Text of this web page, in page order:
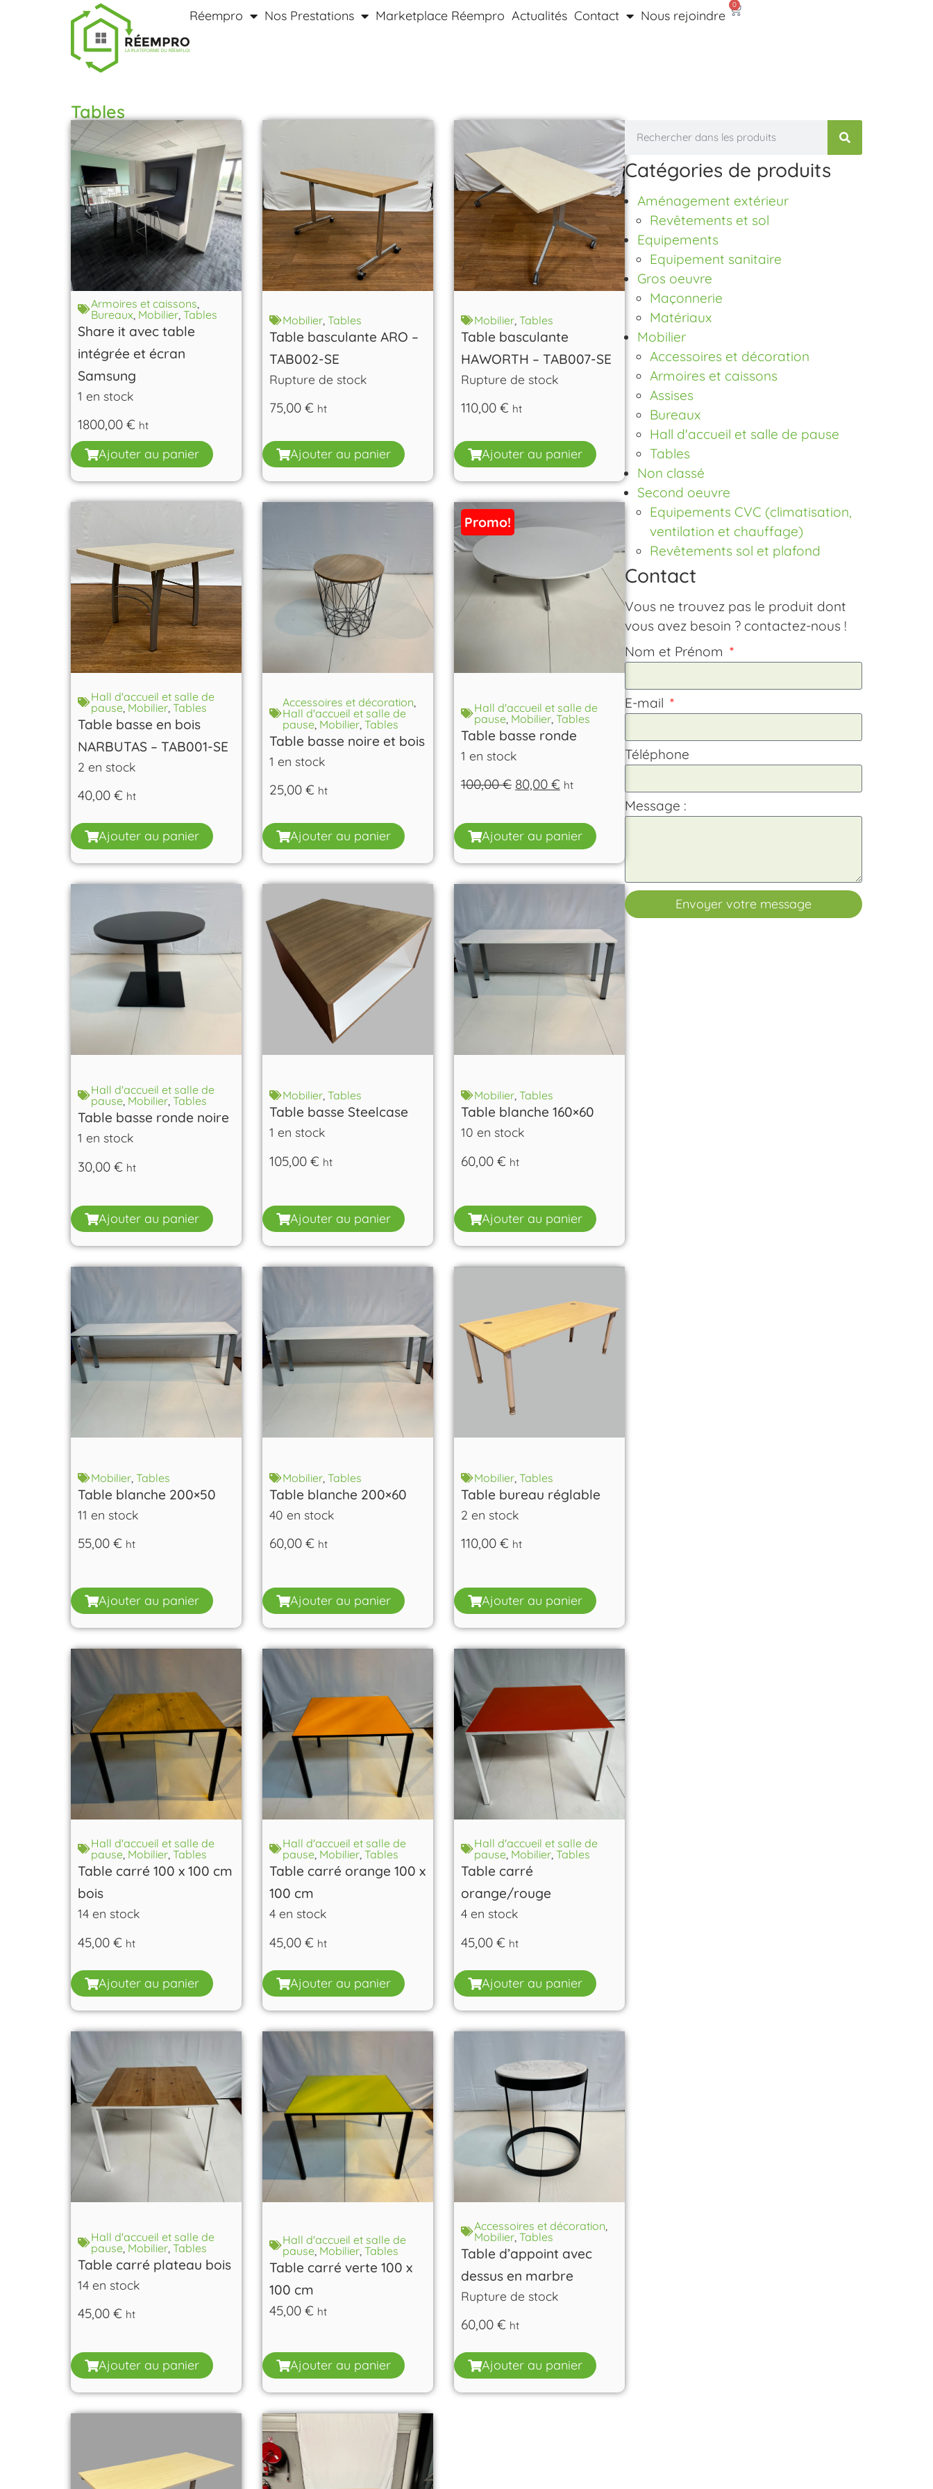
Réempro Nos Prestations Marketplace Réempro Actualités Contact Nous rejoindre
0
Tables
Armoires et caissons
Bureaux Mobilier Tables
Share it avec table
intégrée et écran
Samsung
1 en stock
1800,00 € ht
Ajouter au panier
Mobilier Tables
Table basculante ARO –
TAB002-SE
Rupture de stock
75,00 € ht
Ajouter au panier
Mobilier Tables
Table basculante
HAWORTH – TAB007-SE
Rupture de stock
110,00 € ht
Ajouter au panier
Hall d'accueil et salle de
pause, Mobilier, Tables
Table basse en bois
NARBUTAS – TAB001-SE
2 en stock
40,00 € ht
Ajouter au panier
Accessoires et décoration,
Hall d'accueil et salle de
pause, Mobilier, Tables
Table basse noire et bois
1 en stock
25,00 € ht
Ajouter au panier
Promo!
Hall d'accueil et salle de
pause, Mobilier, Tables
Table basse ronde
1 en stock
100,00€ 80,00 € ht
Ajouter au panier
Hall d'accueil et salle de
pause, Mobilier, Tables
Table basse ronde noire
1 en stock
30,00 € ht
Ajouter au panier
Mobilier, Tables
Table basse Steelcase
1 en stock
105,00 € ht
Ajouter au panier
Mobilier, Tables
Table blanche 160×60
10 en stock
60,00 € ht
Ajouter au panier
Mobilier Tables
Table blanche 200×50
11 en stock
55,00 € ht
Ajouter au panier
Mobilier Tables
Table blanche 200×60
40 en stock
60,00 € ht
Ajouter au panier
Mobilier Tables
Table bureau réglable
2 en stock
110,00 € ht
Ajouter au panier
Hall d'accueil et salle de
pause, Mobilier, Tables
Table carré 100 x 100 cm
bois
14 en stock
45,00 € ht
Ajouter au panier
Hall d'accueil et salle de
pause, Mobilier, Tables
Table carré orange 100 x
100 cm
4 en stock
45,00 € ht
Ajouter au panier
Hall d'accueil et salle de
pause, Mobilier, Tables
Table carré
orange/rouge
4 en stock
45,00 € ht
Ajouter au panier
Hall d'accueil et salle de
pause Mobilier Tables
Table carré plateau bois
14 en stock
45,00 € ht
Ajouter au panier
Hall d'accueil et salle de
pause Mobilier Tables
Table carré verte 100 x
100 cm
45,00 € ht
Ajouter au panier
Accessoires et décoration
Mobilier Tables
Table d’appoint avec
dessus en marbre
Rupture de stock
60,00 € ht
Ajouter au panier
Catégories de produits
Aménagement extérieur
Revêtements et sol
Equipements
Equipement sanitaire
Gros oeuvre
Maçonnerie
Matériaux
Mobilier
Accessoires et décoration
Armoires et caissons
Assises
Bureaux
Hall d'accueil et salle de pause
Tables
Non classé
Second oeuvre
Equipements CVC (climatisation,
ventilation et chauffage)
Revêtements sol et plafond
Contact
Vous ne trouvez pas le produit dont
vous avez besoin ? contactez-nous !
Nom et Prénom
E-mail
Téléphone
Message :
Envoyer votre message